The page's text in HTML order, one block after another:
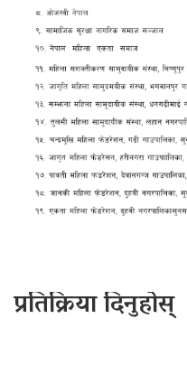
प्रतिक्रिया दिनुहोस्